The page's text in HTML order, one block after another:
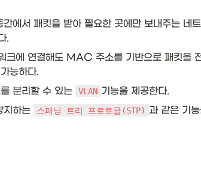
에서 패킷을 받아 필요한 곳에만 보내주는 네
.
크에 연결해도 MAC 주소를 기반으로 패킷을
능하다.
분리할 수 있는 VLAN 기능을 제공한다.
지하는 스패닝 트리 프로토콜(STP) 과 같은 기